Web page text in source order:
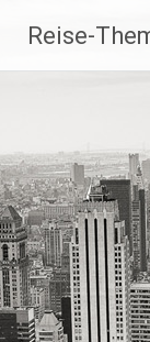
Inhalt
springen
Reise-